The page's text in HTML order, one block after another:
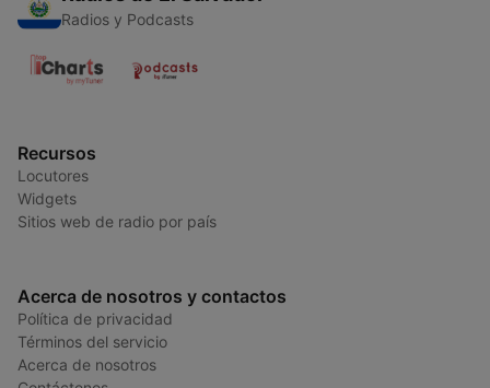
Radios y Podcasts
Recursos
Locutores
Widgets
Sitios web de radio por país
Acerca de nosotros y contactos
Política de privacidad
Términos del servicio
Acerca de nosotros